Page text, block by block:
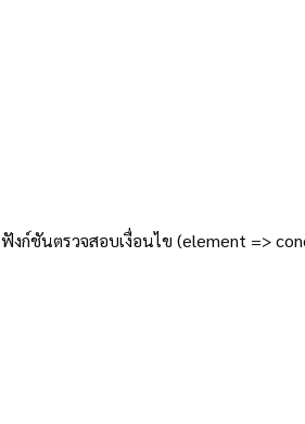
ฟังก์ชันตรวจสอบเงื่อนไข (element =>